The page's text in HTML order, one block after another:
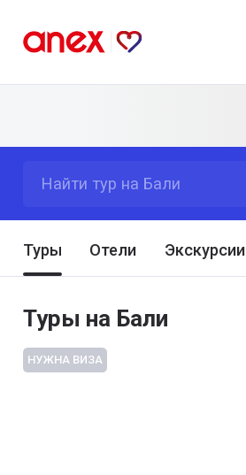
Найти тур на Бали
Туры Отели Экскурсии
Туры на Бали
НУЖНА ВИЗА